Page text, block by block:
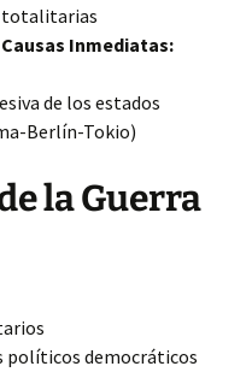
totalitarias
Causas Inmediatas:
de los estados
Berlín-Tokio)
la Guerra
políticos democráticos